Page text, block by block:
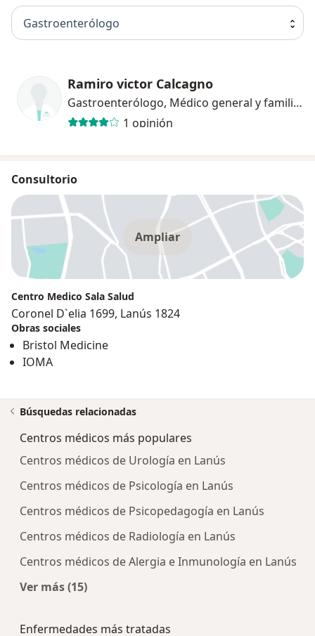
Gastroenterólogo
Ramiro victor Calcagno
Gastroenterólogo, Médico general y familiar
1 opinión
Consultorio
Ampliar
Centro Medico Sala Salud
Coronel D`elia 1699, Lanús 1824
Obras sociales
Bristol Medicine
IOMA
Búsquedas relacionadas
Centros médicos más populares
Centros médicos de Urología en Lanús
Centros médicos de Psicología en Lanús
Centros médicos de Psicopedagogía en Lanús
Centros médicos de Radiología en Lanús
Centros médicos de Alergia e Inmunología en Lanús
Ver más (15)
Enfermedades más tratadas